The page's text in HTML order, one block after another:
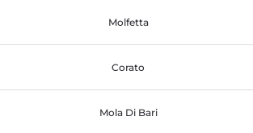
Molfetta
Corato
Mola Di Bari